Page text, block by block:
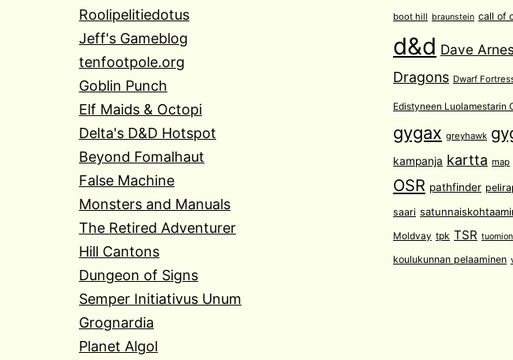
Roolipelitiedotus
Jeff's Gameblog
tenfootpole.org
Goblin Punch
Elf Maids & Octopi
Delta's D&D Hotspot
Beyond Fomalhaut
False Machine
Monsters and Manuals
The Retired Adventurer
Hill Cantons
Dungeon of Signs
Semper Initiativus Unum
Grognardia
Planet Algol
boot hill braunstein call of
d&d Dave
Dragons Dwarf
Edistyneen Luolamestarin
gygax greyhawk
kampanja kartta map
OSR pathfinder
saari
Moldvay tpk TSR
koulukunnan pelaaminen